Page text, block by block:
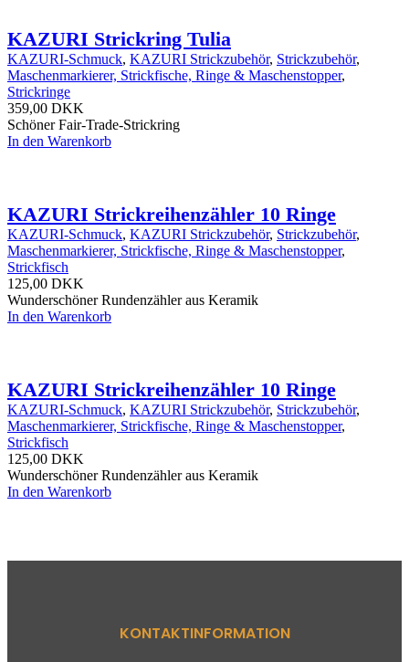
KAZURI Strickring Tulia
KAZURI-Schmuck, KAZURI Strickzubehör, Strickzubehör,
Maschenmarkierer, Strickfische, Ringe & Maschenstopper,
Strickringe
359,00 DKK
Schöner Fair-Trade-Strickring
In den Warenkorb
KAZURI Strickreihenzähler 10 Ringe
KAZURI-Schmuck, KAZURI Strickzubehör, Strickzubehör,
Maschenmarkierer, Strickfische, Ringe & Maschenstopper,
Strickfisch
125,00 DKK
Wunderschöner Rundenzähler aus Keramik
In den Warenkorb
KAZURI Strickreihenzähler 10 Ringe
KAZURI-Schmuck, KAZURI Strickzubehör, Strickzubehör,
Maschenmarkierer, Strickfische, Ringe & Maschenstopper,
Strickfisch
125,00 DKK
Wunderschöner Rundenzähler aus Keramik
In den Warenkorb
KONTAKTINFORMATION